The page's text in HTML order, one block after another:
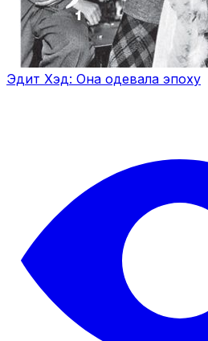
Эдит Хэд: Она одевала эпоху